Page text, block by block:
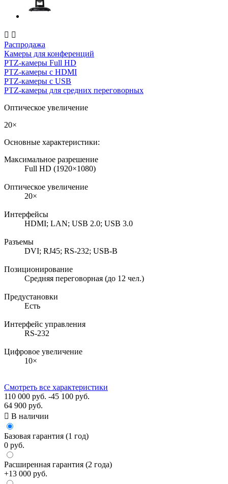
 
Распродажа
Камеры для конференций
PTZ-камеры Full HD
PTZ-камеры с HDMI
PTZ-камеры с USB
PTZ-камеры для средних переговорных
Оптическое увеличение
20×
Основные характеристики:
Максимальное разрешение
Full HD (1920×1080)
Оптическое увеличение
20×
Интерфейсы
HDMI; LAN; USB 2.0; USB 3.0
Разъемы
DVI; RJ45; RS-232; USB-B
Позиционирование
Средняя переговорная (до 12 чел.)
Предустановки
Есть
Интерфейс управления
RS-232
Цифровое увеличение
10×
Смотреть все характеристики
110 000 руб. -45 100 руб.
64 900 руб.
 В наличии
Базовая гарантия (1 год)
0 руб.
Расширенная гарантия (2 года)
+13 000 руб.